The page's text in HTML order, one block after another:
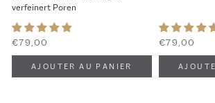
verfeinert Poren
€79,00 €79,00